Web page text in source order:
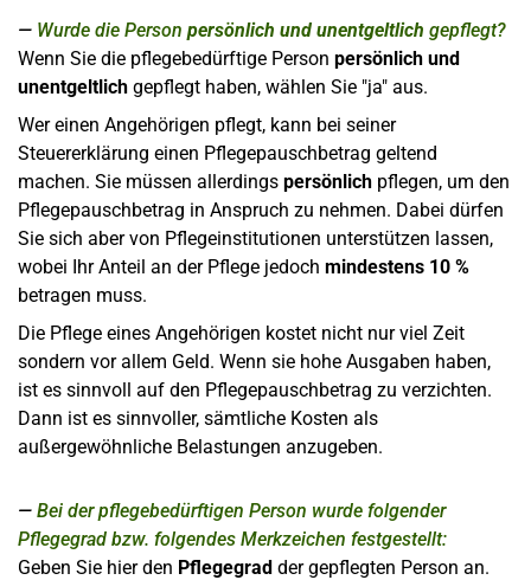
Wurde die Person persönlich und unentgeltlich gepflegt?
Wenn Sie die pflegebedürftige Person persönlich und
unentgeltlich gepflegt haben, wählen Sie "ja" aus.
Wer einen Angehörigen pflegt, kann bei seiner
Steuererklärung einen Pflegepauschbetrag geltend
machen. Sie müssen allerdings persönlich pflegen, um den
Pflegepauschbetrag in Anspruch zu nehmen. Dabei dürfen
Sie sich aber von Pflegeinstitutionen unterstützen lassen,
wobei Ihr Anteil an der Pflege jedoch mindestens 10 %
betragen muss.
Die Pflege eines Angehörigen kostet nicht nur viel Zeit
sondern vor allem Geld. Wenn sie hohe Ausgaben haben,
ist es sinnvoll auf den Pflegepauschbetrag zu verzichten.
Dann ist es sinnvoller, sämtliche Kosten als
außergewöhnliche Belastungen anzugeben.
Bei der pflegebedürftigen Person wurde folgender
Pflegegrad bzw. folgendes Merkzeichen festgestellt:
Geben Sie hier den Pflegegrad der gepflegten Person an.